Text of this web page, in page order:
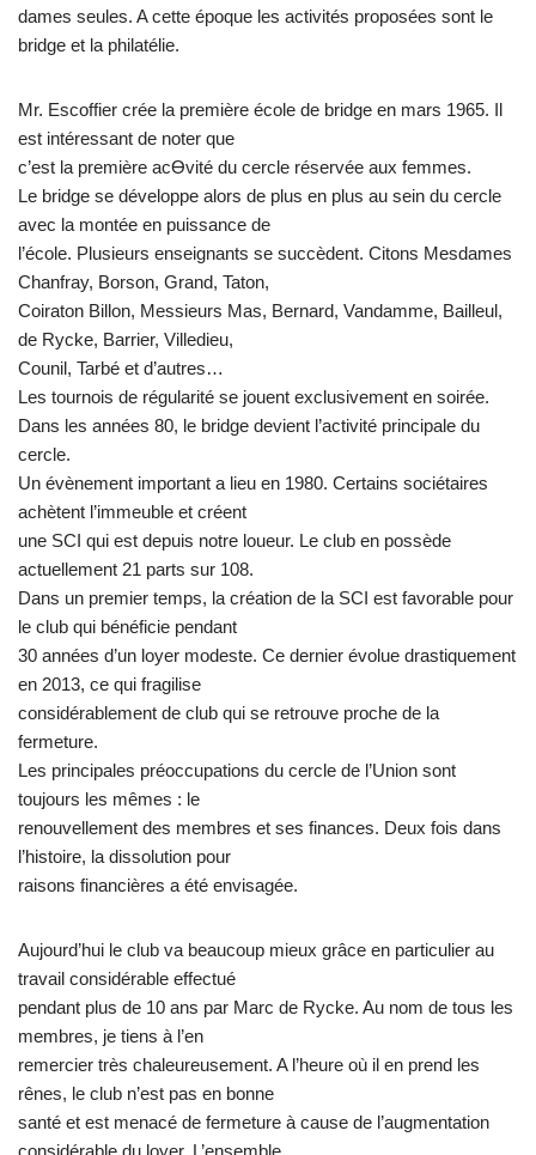
dames seules. A cette époque les activités proposées sont le
bridge et la philatélie.
Mr. Escoffier crée la première école de bridge en mars 1965. Il
est intéressant de noter que
c’est la première acƟvité du cercle réservée aux femmes.
Le bridge se développe alors de plus en plus au sein du cercle
avec la montée en puissance de
l’école. Plusieurs enseignants se succèdent. Citons Mesdames
Chanfray, Borson, Grand, Taton,
Coiraton Billon, Messieurs Mas, Bernard, Vandamme, Bailleul,
de Rycke, Barrier, Villedieu,
Counil, Tarbé et d’autres…
Les tournois de régularité se jouent exclusivement en soirée.
Dans les années 80, le bridge devient l’activité principale du
cercle.
Un évènement important a lieu en 1980. Certains sociétaires
achètent l’immeuble et créent
une SCI qui est depuis notre loueur. Le club en possède
actuellement 21 parts sur 108.
Dans un premier temps, la création de la SCI est favorable pour
le club qui bénéficie pendant
30 années d’un loyer modeste. Ce dernier évolue drastiquement
en 2013, ce qui fragilise
considérablement de club qui se retrouve proche de la
fermeture.
Les principales préoccupations du cercle de l’Union sont
toujours les mêmes : le
renouvellement des membres et ses finances. Deux fois dans
l’histoire, la dissolution pour
raisons financières a été envisagée.
Aujourd’hui le club va beaucoup mieux grâce en particulier au
travail considérable effectué
pendant plus de 10 ans par Marc de Rycke. Au nom de tous les
membres, je tiens à l’en
remercier très chaleureusement. A l’heure où il en prend les
rênes, le club n’est pas en bonne
santé et est menacé de fermeture à cause de l’augmentation